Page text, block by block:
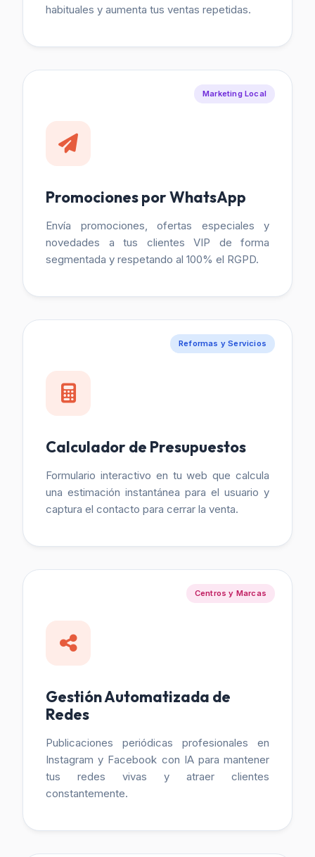
habituales y aumenta tus ventas repetidas.
Marketing Local
Promociones por WhatsApp
Envía promociones, ofertas especiales y
novedades a tus clientes VIP de forma
segmentada y respetando al 100% el RGPD.
Reformas y Servicios
Calculador de Presupuestos
Formulario interactivo en tu web que calcula
una estimación instantánea para el usuario y
captura el contacto para cerrar la venta.
Centros y Marcas
Gestión Automatizada de
Redes
Publicaciones periódicas profesionales en
Instagram y Facebook con IA para mantener
tus redes vivas y atraer clientes
constantemente.